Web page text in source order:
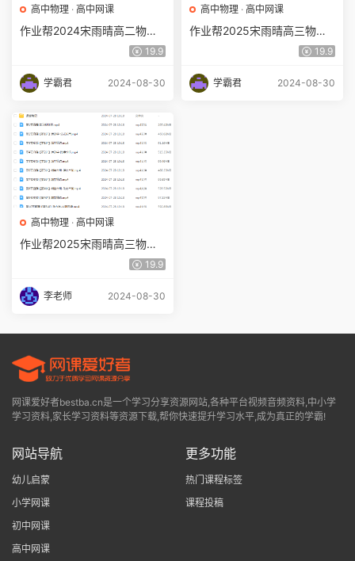
高中物理 · 高中网课
作业帮2024宋雨晴高二物理a
19.9
学霸君 2024-08-30
高中物理 · 高中网课
作业帮2025宋雨晴高三物理a
19.9
学霸君 2024-08-30
高中物理 · 高中网课
作业帮2025宋雨晴高三物理a
19.9
李老师 2024-08-30
网课爱好者bestba.cn是一个学习分享资源网站,各种平台视频音频资料,中小学
学习资料,家长学习资料等资源下载,帮你快速提升学习水平,成为真正的学霸!
网站导航
幼儿启蒙
小学网课
初中网课
高中网课
更多功能
热门课程标签
课程投稿